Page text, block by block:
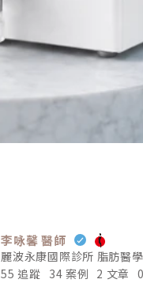
李咏馨 醫師
麗波永康國際診所 脂肪醫
55 追蹤 34 案例 2 文章